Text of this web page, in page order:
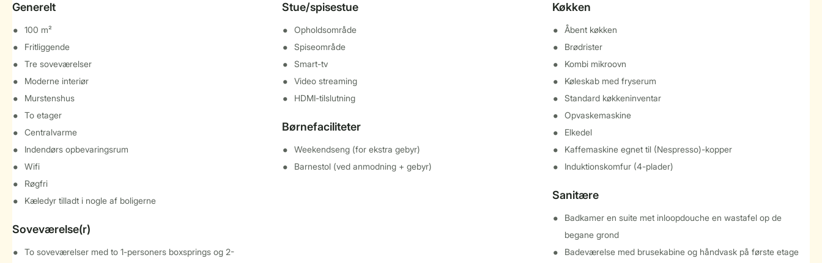
Generelt
100 m²
Fritliggende
Tre soveværelser
Moderne interiør
Murstenshus
To etager
Centralvarme
Indendørs opbevaringsrum
Wifi
Røgfri
Kæledyr tilladt i nogle af boligerne
Soveværelse(r)
To soveværelser med to 1-personers boxsprings og 2-
Stue/spisestue
Opholdsområde
Spiseområde
Smart-tv
Video streaming
HDMI-tilslutning
Børnefaciliteter
Weekendseng (for ekstra gebyr)
Barnestol (ved anmodning + gebyr)
Køkken
Åbent køkken
Brødrister
Kombi mikroovn
Køleskab med fryserum
Standard køkkeninventar
Opvaskemaskine
Elkedel
Kaffemaskine egnet til (Nespresso)-kopper
Induktionskomfur (4-plader)
Sanitære
Badkamer en suite met inloopdouche en wastafel op de
begane grond
Badeværelse med brusekabine og håndvask på første etage